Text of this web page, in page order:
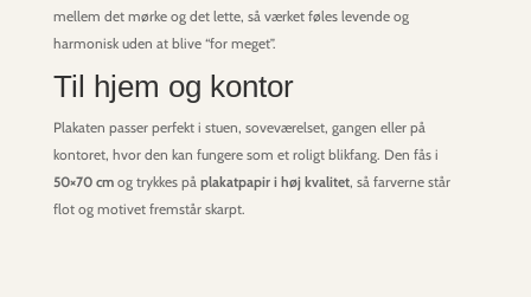
mellem det mørke og det lette, så værket føles levende og
harmonisk uden at blive “for meget”.
Til hjem og kontor
Plakaten passer perfekt i stuen, soveværelset, gangen eller på
kontoret, hvor den kan fungere som et roligt blikfang. Den fås i
50×70 cmog trykkes på plakatpapir i høj kvalitet, så farverne står
flot og motivet fremstår skarpt.